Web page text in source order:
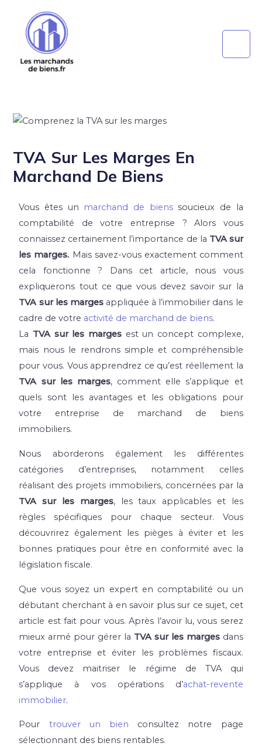
TVA Sur Les Marges En
Marchand De Biens
Vous êtes un marchand de bienssoucieux de la
comptabilité de votre entreprise ? Alors vous
connaissez certainement l’importance de la TVA sur
les marges. Mais savez-vous exactement comment
cela fonctionne ? Dans cet article, nous vous
expliquerons tout ce que vous devez savoir sur la
TVA sur les margesappliquée à l’immobilier dans le
cadre de votre activité de marchand de biens.
La TVA sur les marges est un concept complexe,
mais nous le rendrons simple et compréhensible
pour vous. Vous apprendrez ce qu’est réellement la
TVA sur les marges, comment elle s’applique et
quels sont les avantages et les obligations pour
votre entreprise de marchand de biens
immobiliers.
Nous aborderons également les différentes
catégories d’entreprises, notamment celles
réalisant des projets immobiliers, concernées par la
TVA sur les marges, les taux applicables et les
règles spécifiques pour chaque secteur. Vous
découvrirez également les pièges à éviter et les
bonnes pratiques pour être en conformité avec la
législation fiscale.
Que vous soyez un expert en comptabilité ou un
débutant cherchant à en savoir plus sur ce sujet, cet
article est fait pour vous. Après l’avoir lu, vous serez
mieux armé pour gérer la TVA sur les margesdans
votre entreprise et éviter les problèmes fiscaux.
Vous devez maitriser le régime de TVA qui
s’applique à vos opérations d’achat-revente
immobilier.
Pour trouver un bien consultez notre page
sélectionnant des biens rentables.